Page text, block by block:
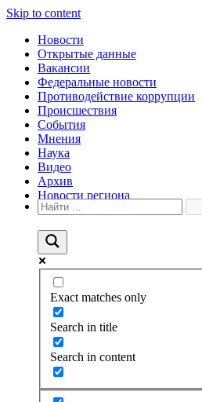
Skip to content
Новости
Открытые данные
Вакансии
Федеральные новости
Противодействие коррупции
Происшествия
События
Мнения
Наука
Видео
Архив
Новости региона
Exact matches only
Search in title
Search in content